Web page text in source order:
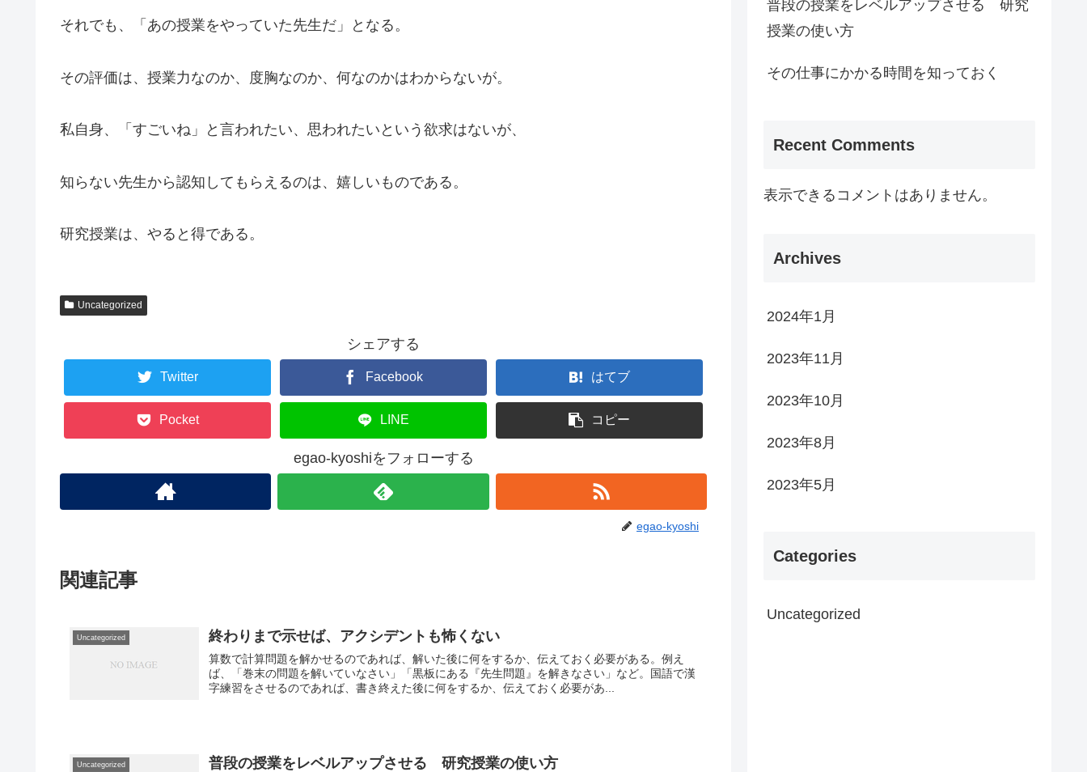
それでも、「あの授業をやっていた先生だ」となる。
その評価は、授業力なのか、度胸なのか、何なのかはわからないが。
私自身、「すごいね」と言われたい、思われたいという欲求はないが、
知らない先生から認知してもらえるのは、嬉しいものである。
研究授業は、やると得である。
Uncategorized
シェアする
Twitter Facebook はてブ
Pocket LINE コピー
egao-kyoshiをフォローする
egao-kyoshi
関連記事
Uncategorized 終わりまで示せば、アクシデントも怖くない
算数で計算問題を解かせるのであれば、解いた後に何をするか、伝えておく必要がある。例え
ば、「巻末の問題を解いていなさい」「黒板にある『先生問題』を解きなさい」など。国語で漢
字練習をさせるのであれば、書き終えた後に何をするか、伝えておく必要があ...
Uncategorized 普段の授業をレベルアップさせる 研究授業の使い方
普段の授業をレベルアップさせる 研究
授業の使い方
その仕事にかかる時間を知っておく
Recent Comments
表示できるコメントはありません。
Archives
2024年1月
2023年11月
2023年10月
2023年8月
2023年5月
Categories
Uncategorized